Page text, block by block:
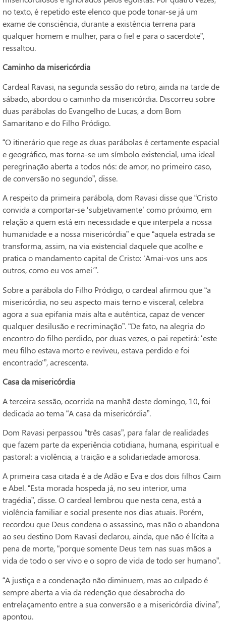
no texto, é repetido este elenco que pode tonar-se já um
exame de consciência, durante a existência terrena para
qualquer homem e mulher, para o fiel e para o sacerdote”,
ressaltou.
Caminho da misericórdia
Cardeal Ravasi, na segunda sessão do retiro, ainda na tarde de
sábado, abordou o caminho da misericórdia. Discorreu sobre
duas parábolas do Evangelho de Lucas, a dom Bom
Samaritano e do Filho Pródigo.
“O itinerário que rege as duas parábolas é certamente espacial
e geográfico, mas torna-se um símbolo existencial, uma ideal
peregrinação aberta a todos nós: de amor, no primeiro caso,
de conversão no segundo”, disse.
A respeito da primeira parábola, dom Ravasi disse que “Cristo
convida a comportar-se ‘subjetivamente’ como próximo, em
relação a quem está em necessidade e que interpela a nossa
humanidade e a nossa misericórdia” e que “aquela estrada se
transforma, assim, na via existencial daquele que acolhe e
pratica o mandamento capital de Cristo: ‘Amai-vos uns aos
outros, como eu vos amei'”.
Sobre a parábola do Filho Pródigo, o cardeal afirmou que “a
misericórdia, no seu aspecto mais terno e visceral, celebra
agora a sua epifania mais alta e autêntica, capaz de vencer
qualquer desilusão e recriminação”. “De fato, na alegria do
encontro do filho perdido, por duas vezes, o pai repetirá: ‘este
meu filho estava morto e reviveu, estava perdido e foi
encontrado'”, acrescenta.
Casa da misericórdia
A terceira sessão, ocorrida na manhã deste domingo, 10, foi
dedicada ao tema “A casa da misericórdia”.
Dom Ravasi perpassou “três casas”, para falar de realidades
que fazem parte da experiência cotidiana, humana, espiritual e
pastoral: a violência, a traição e a solidariedade amorosa.
A primeira casa citada é a de Adão e Eva e dos dois filhos Caim
e Abel. “Esta morada hospeda já, no seu interior, uma
tragédia”, disse. O cardeal lembrou que nesta cena, está a
violência familiar e social presente nos dias atuais. Porém,
recordou que Deus condena o assassino, mas não o abandona
ao seu destino Dom Ravasi declarou, ainda, que não é lícita a
pena de morte, “porque somente Deus tem nas suas mãos a
vida de todo o ser vivo e o sopro de vida de todo ser humano”.
“A justiça e a condenação não diminuem, mas ao culpado é
sempre aberta a via da redenção que desabrocha do
entrelaçamento entre a sua conversão e a misericórdia divina”,
apontou.